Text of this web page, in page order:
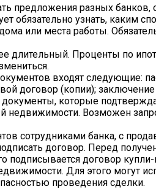
предложения разных банков,
обязательно узнать, каким
или места работы.
Проценты по
входят следующие:
договор (копии);
которые
недвижимости. Возможен
сотрудниками банка, с
договор. Перед
подписывается договор
Для этого могут
проведения сделки.